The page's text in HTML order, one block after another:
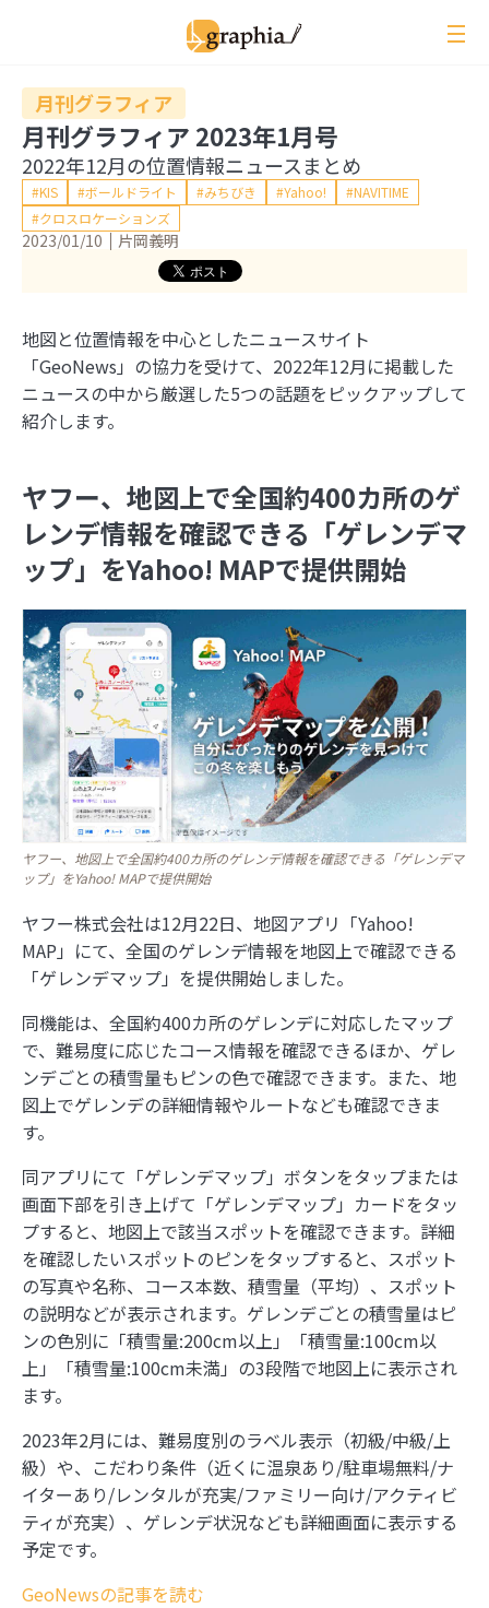
レビュー
イベントレポート
月刊グラフィア
コラム
インタビュー
2026年
2025年
12月
11月 10月 8月 5月
3月
2月 1月
2024年
12月
11月 10月 9月 8月 7月 6月 5月
3月
2月 1月
2023年
12月
11月 10月 9月 8月 7月 6月 5月
4月
3月
2月 1月
2022年
12月
11月 10月 9月 8月 7月 6月 5月
4月
3月
2月 1月
2021年
12月
11月 10月 9月 8月 7月 6月 5月
3月
2月 1月
日本の住所の課題を識者が語る「うわっ…日本の
住所表記、ヤバすぎ？解決策をダラダラ語る会」
イベントレポート
事なのは「地域の多様性」
【ジオ用語解説】ベクトルタイル
内閣府とGeolonia、「地理空間データ連携基盤
に関する勉強会」を開催
2024」を発表
1
実際の大きさはこんなに違う！『The True Size
Of …』で世界の国を比較しよう
2
3
写真を都道府県の形で切り取って旅の思い出を残
せる「旅行思い出マップ」
4
動でGPSログを記録しよう
月刊グラフィア
月刊グラフィア 2023年1月号
2022年12月の位置情報ニュースまとめ
KIS ボールドライト みちびき Yahoo!
NAVITIME
クロスロケーションズ
2023/01/10 片岡義明
地図と位置情報を中心としたニュースサイト
「GeoNews」の協力を受けて、2022年12月に掲載した
ニュースの中から厳選した5つの話題をピックアップして
紹介します。
ヤフー、地図上で全国約400カ所のゲ
レンデ情報を確認できる「ゲレンデマ
ップ」をYahoo! MAPで提供開始
ヤフー、地図上で全国約400カ所のゲレンデ情報を確認できる「ゲレンデマ
ップ」をYahoo! MAPで提供開始
ヤフー株式会社は12月22日、地図アプリ「Yahoo!
MAP」にて、全国のゲレンデ情報を地図上で確認できる
「ゲレンデマップ」を提供開始しました。
同機能は、全国約400カ所のゲレンデに対応したマップ
で、難易度に応じたコース情報を確認できるほか、ゲレ
ンデごとの積雪量もピンの色で確認できます。また、地
図上でゲレンデの詳細情報やルートなども確認できま
す。
同アプリにて「ゲレンデマップ」ボタンをタップまたは
画面下部を引き上げて「ゲレンデマップ」カードをタッ
プすると、地図上で該当スポットを確認できます。詳細
を確認したいスポットのピンをタップすると、スポット
の写真や名称、コース本数、積雪量（平均）、スポット
の説明などが表示されます。ゲレンデごとの積雪量はピ
ンの色別に「積雪量:200cm以上」「積雪量:100cm以
上」「積雪量:100cm未満」の3段階で地図上に表示され
ます。
2023年2月には、難易度別のラベル表示（初級/中級/上
級）や、こだわり条件（近くに温泉あり/駐車場無料/ナ
イターあり/レンタルが充実/ファミリー向け/アクティビ
ティが充実）、ゲレンデ状況なども詳細画面に表示する
予定です。
GeoNewsの記事を読む